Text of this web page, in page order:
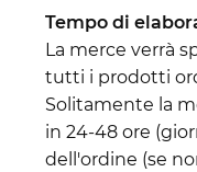
Tempo di
La merce verrà
tutti i prodotti
Solitamente la
in 24-48 ore
dell'ordine (se